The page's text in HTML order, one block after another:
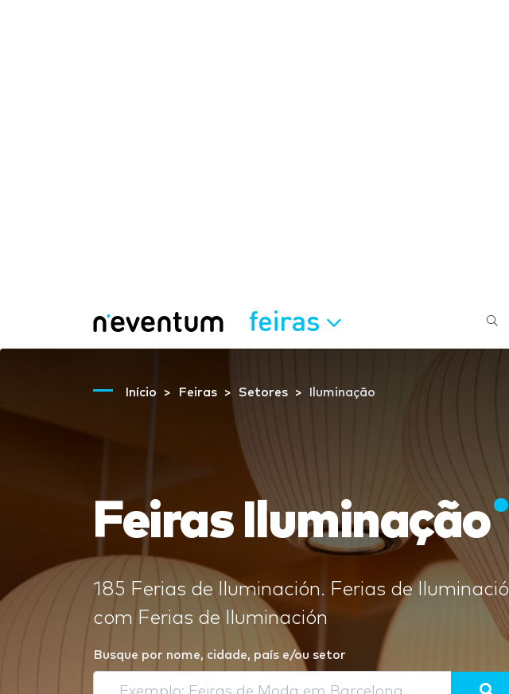
feiras
Início Feiras Setores Iluminação
Feiras Iluminação
185 Ferias de Iluminación. Ferias de
com Ferias de Iluminación
Busque por nome, cidade, país e/ou setor